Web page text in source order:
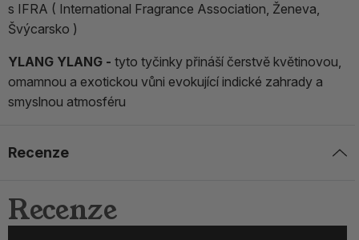
s IFRA ( International Fragrance Association, Ženeva,
Švýcarsko )
YLANG YLANG - tyto tyčinky přináší čerstvě květinovou,
omamnou a exotickou vůni evokující indické zahrady a
smyslnou atmosféru
Recenze
Recenze